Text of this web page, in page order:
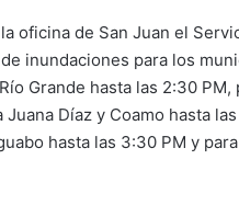
oficina de San Juan el
inundaciones para los
Grande hasta las 2:30
Juana Díaz y Coamo hasta
hasta las 3:30 PM y